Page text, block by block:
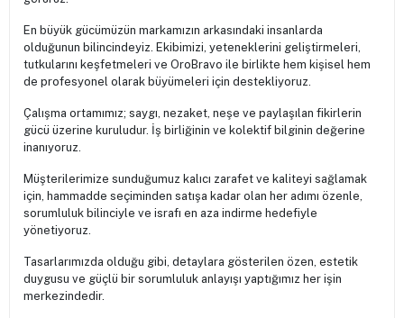
En büyük gücümüzün markamızın arkasındaki insanlarda
olduğunun bilincindeyiz. Ekibimizi, yeteneklerini geliştirmeleri,
tutkularını keşfetmeleri ve OroBravo ile birlikte hem kişisel hem
de profesyonel olarak büyümeleri için destekliyoruz.
Çalışma ortamımız; saygı, nezaket, neşe ve paylaşılan fikirlerin
gücü üzerine kuruludur. İş birliğinin ve kolektif bilginin değerine
inanıyoruz.
Müşterilerimize sunduğumuz kalıcı zarafet ve kaliteyi sağlamak
için, hammadde seçiminden satışa kadar olan her adımı özenle,
sorumluluk bilinciyle ve israfı en aza indirme hedefiyle
yönetiyoruz.
Tasarlarımızda olduğu gibi, detaylara gösterilen özen, estetik
duygusu ve güçlü bir sorumluluk anlayışı yaptığımız her işin
merkezindedir.